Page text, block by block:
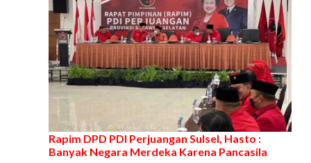
Rapim DPD PDI Perjuangan Sulsel, Hasto :
Banyak Negara Merdeka Karena Pancasila